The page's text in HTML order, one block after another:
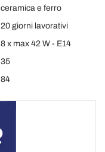
ceramica e ferro
20 giorni lavorativi
8 x max 42 W - E14
35
84